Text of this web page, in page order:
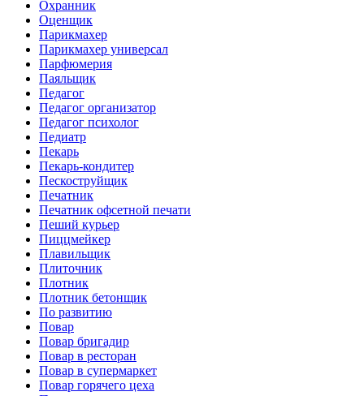
Охранник
Оценщик
Парикмахер
Парикмахер универсал
Парфюмерия
Паяльщик
Педагог
Педагог организатор
Педагог психолог
Педиатр
Пекарь
Пекарь-кондитер
Пескоструйщик
Печатник
Печатник офсетной печати
Пеший курьер
Пиццмейкер
Плавильщик
Плиточник
Плотник
Плотник бетонщик
По развитию
Повар
Повар бригадир
Повар в ресторан
Повар в супермаркет
Повар горячего цеха